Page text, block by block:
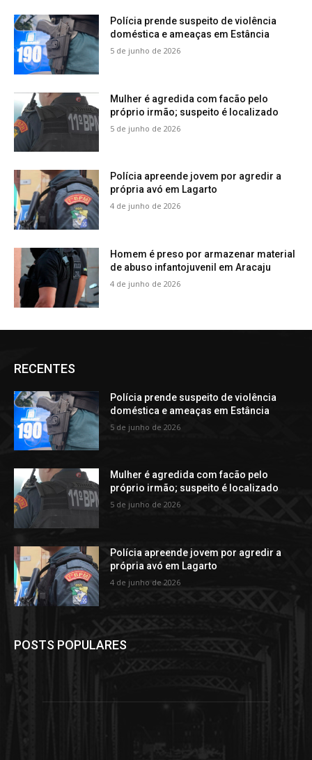
Polícia prende suspeito de violência
doméstica e ameaças em Estância
5 de junho de 2026
Mulher é agredida com facão pelo
próprio irmão; suspeito é localizado
5 de junho de 2026
Polícia apreende jovem por agredir a
própria avó em Lagarto
4 de junho de 2026
Homem é preso por armazenar material
de abuso infantojuvenil em Aracaju
4 de junho de 2026
RECENTES
Polícia prende suspeito de violência
doméstica e ameaças em Estância
5 de junho de 2026
Mulher é agredida com facão pelo
próprio irmão; suspeito é localizado
5 de junho de 2026
Polícia apreende jovem por agredir a
própria avó em Lagarto
4 de junho de 2026
POSTS POPULARES